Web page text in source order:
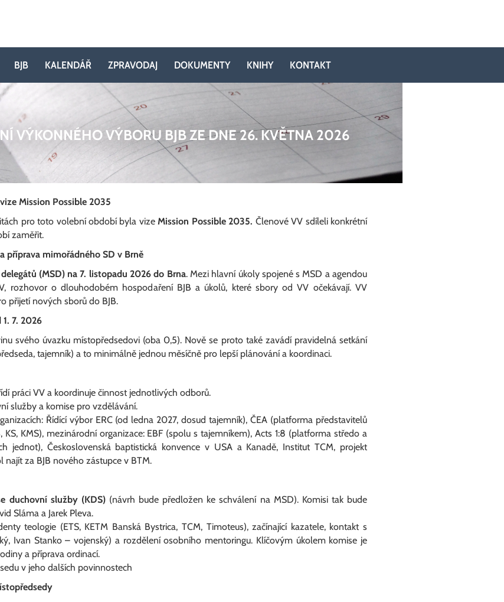
BJB KALENDÁŘ ZPRAVODAJ DOKUMENTY KNIHY KONTAKT
VÝKONNÉHO VÝBORU BJB ZE DNE 26. KVĚTNA 2026
Mission Possible 2035
pro toto volební období byla vizeMission Possible 2035. Členové VV sdíleli konkrétní
zaměřit.
příprava mimořádného SD v Brně
(MSD) na 7. listopadu 2026 do Brna. Mezi hlavní úkoly spojené s MSD a agendou
rozhovor o dlouhodobém hospodaření BJB a úkolů, které sbory od VV očekávají. VV
přijetí nových sborů do BJB.
7. 2026
svého úvazku místopředsedovi (oba 0,5). Nově se proto také zavádí pravidelná setkání
tajemník) a to minimálně jednou měsíčně pro lepší plánování a koordinaci.
práci VV a koordinuje činnost jednotlivých odborů.
služby a komise pro vzdělávání.
Řídící výbor ERC (od ledna 2027, dosud tajemník), ČEA (platforma představitelů
KS, KMS), mezinárodní organizace: EBF (spolu s tajemníkem), Acts 1:8 (platforma středo a
jednot), Československá baptistická konvence v USA a Kanadě, Institut TCM, projekt
najít za BJB nového zástupce v BTM.
duchovní služby (KDS)(návrh bude předložen ke schválení na MSD). Komisi tak bude
Sláma a Jarek Pleva.
teologie (ETS, KETM Banská Bystrica, TCM, Timoteus), začínající kazatele, kontakt s
Ivan Stanko – vojenský) a rozdělení osobního mentoringu. Klíčovým úkolem komise je
a příprava ordinací.
v jeho dalších povinnostech